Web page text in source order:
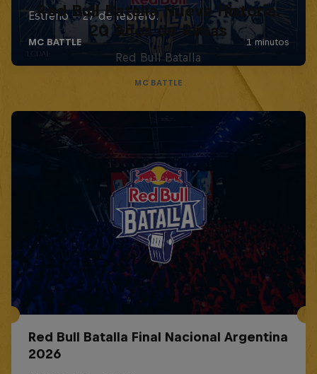
Red Bull Batalla Nueva Historia:
20 Años de Rimas
Red Bull Batalla
MC BATTLE
Red Bull Batalla Final Nacional Argentina
2026